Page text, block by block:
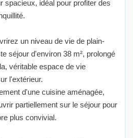
spacieux, idéal pour profiter des
un niveau de vie de plain-
séjour d'environ 38 m², prolongé
véritable espace de vie
l'extérieur.
d'une cuisine aménagée,
partiellement sur le séjour pour
plus convivial.